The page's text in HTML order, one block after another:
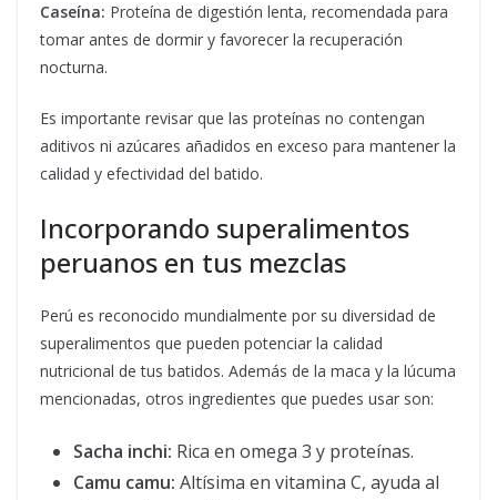
Caseína: Proteína de digestión lenta, recomendada para
tomar antes de dormir y favorecer la recuperación
nocturna.
Es importante revisar que las proteínas no contengan
aditivos ni azúcares añadidos en exceso para mantener la
calidad y efectividad del batido.
Incorporando superalimentos
peruanos en tus mezclas
Perú es reconocido mundialmente por su diversidad de
superalimentos que pueden potenciar la calidad
nutricional de tus batidos. Además de la maca y la lúcuma
mencionadas, otros ingredientes que puedes usar son:
Sacha inchi: Rica en omega 3 y proteínas.
Camu camu: Altísima en vitamina C, ayuda al